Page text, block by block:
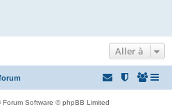
Aller à
Forum Software © phpBB Limited